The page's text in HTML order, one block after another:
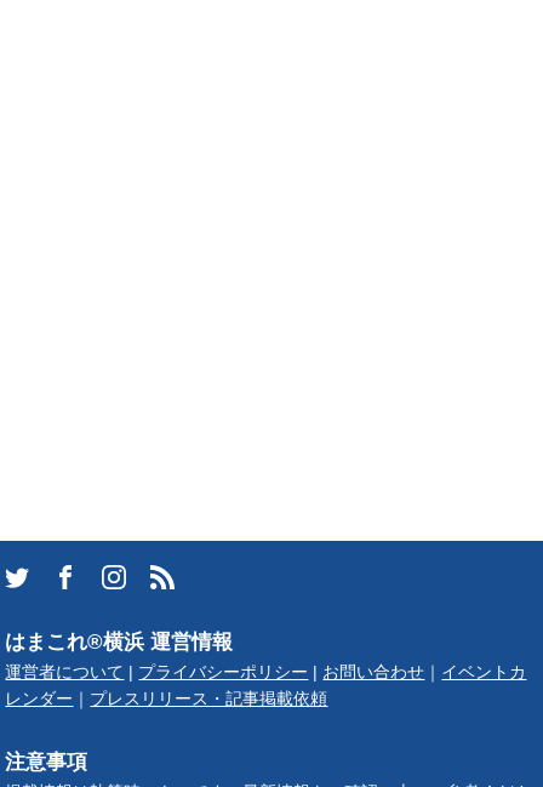
はまこれ®横浜 運営情報
運営者について プライバシーポリシー お問い合わせ
イベントカ
レンダー
プレスリリース・記事掲載依頼
注意事項